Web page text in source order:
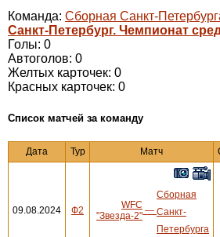
Команда: Сборная Санкт-
Санкт-Петербург. Чемпионат
Голы: 0
Автоголов: 0
Желтых карточек: 0
Красных карточек: 0
Cписок матчей за команду
Дата Тур Матч
09.08.2024 Ф2
WFC
"Звезда-2" —
Сборная
Санкт-
Петербурга